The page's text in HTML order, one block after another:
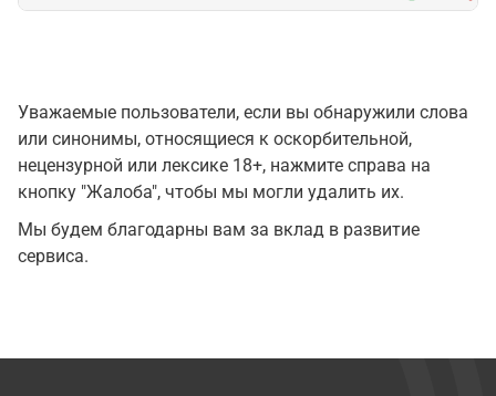
Уважаемые пользователи, если вы обнаружили слова
или синонимы, относящиеся к оскорбительной,
нецензурной или лексике 18+, нажмите справа на
кнопку "Жалоба", чтобы мы могли удалить их.
Мы будем благодарны вам за вклад в развитие
сервиса.